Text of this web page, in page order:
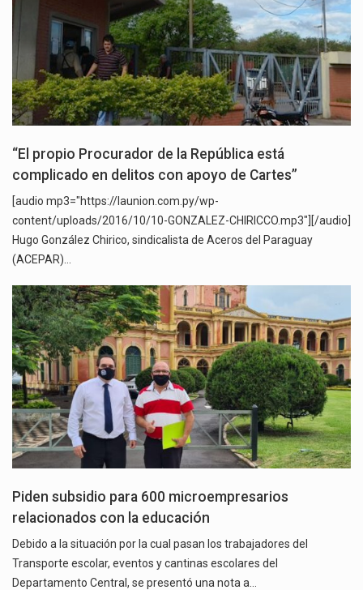
“El propio Procurador de la República está
complicado en delitos con apoyo de Cartes”
[audio mp3="https://launion.com.py/wp-
content/uploads/2016/10/10-GONZALEZ-CHIRICCO.mp3"][/audio]
Hugo González Chirico, sindicalista de Aceros del Paraguay
(ACEPAR)…
Piden subsidio para 600 microempresarios
relacionados con la educación
Debido a la situación por la cual pasan los trabajadores del
Transporte escolar, eventos y cantinas escolares del
Departamento Central, se presentó una nota a…